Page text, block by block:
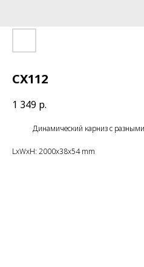
CX112
1 349 р.
Динамический карниз с
LxWxH: 2000x38x54 mm